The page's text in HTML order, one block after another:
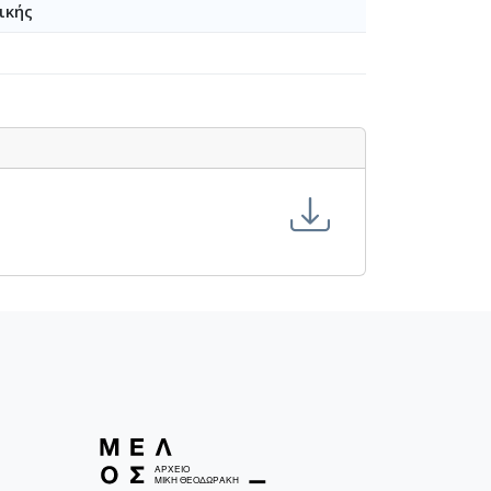
[1982-11-1982-12]